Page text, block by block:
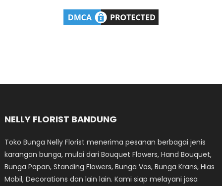
NELLY FLORIST BANDUNG
Toko Bunga Nelly Florist menerima pesanan berbagai jenis
karangan bunga, mulai dari Bouquet Flowers, Hand Bouquet,
Bunga Papan, Standing Flowers, Bunga Vas, Bunga Krans, Hias
Mobil, Decorations dan lain lain. Kami siap melayani jasa